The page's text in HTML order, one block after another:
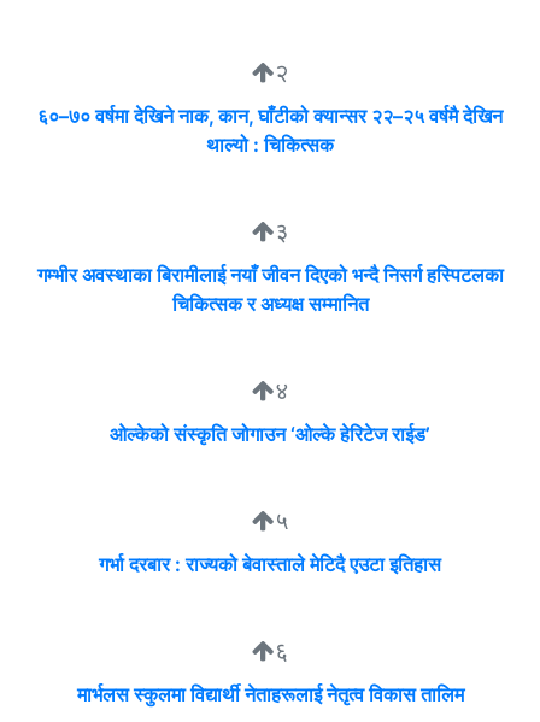
२
६०–७० वर्षमा देखिने नाक, कान, घाँटीको क्यान्सर २२–२५ वर्षमै देखिन
थाल्यो : चिकित्सक
३
गम्भीर अवस्थाका बिरामीलाई नयाँ जीवन दिएको भन्दै निसर्ग हस्पिटलका
चिकित्सक र अध्यक्ष सम्मानित
४
ओल्केको संस्कृति जोगाउन ‘ओल्के हेरिटेज राईड’
५
गर्भा दरबार : राज्यको बेवास्ताले मेटिदै एउटा इतिहास
६
मार्भलस स्कुलमा विद्यार्थी नेताहरूलाई नेतृत्व विकास तालिम